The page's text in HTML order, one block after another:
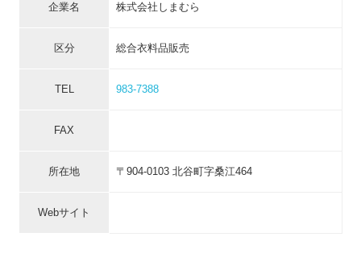
企業名 株式会社しまむら
区分 総合衣料品販売
TEL 983-7388
FAX
所在地 〒904-0103 北谷町字桑江464
Webサイト